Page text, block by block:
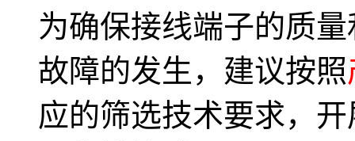
为确保接线端子的质
故障的发生，建议按照
应的筛选技术要求，